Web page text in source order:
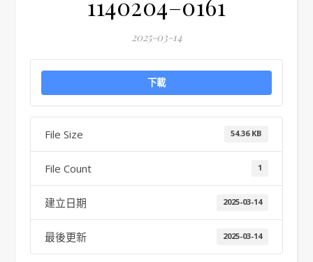
1140204–0161
2025-03-14
下載
File Size 54.36 KB
File Count 1
建立日期 2025-03-14
最後更新 2025-03-14